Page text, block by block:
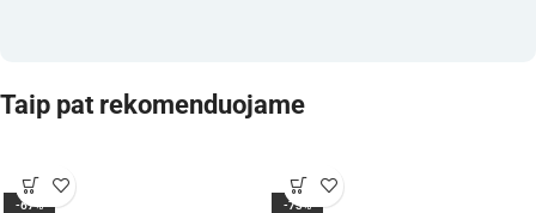
Taip pat rekomenduojame
-67% -73%